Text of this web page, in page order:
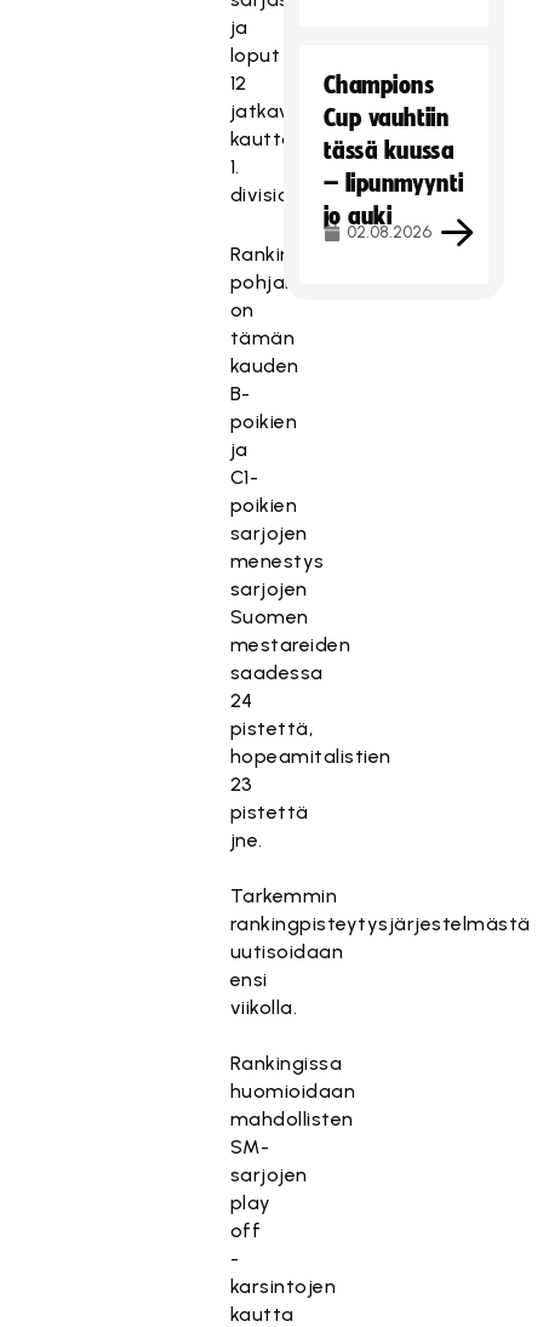
ja
loput
12
jatkavat
kauttaan
1.
divisioonassa.
Rankingin
pohjana
on
tämän
kauden
B-
poikien
ja
C1-
poikien
sarjojen
menestys
sarjojen
Suomen
mestareiden
saadessa
24
pistettä,
hopeamitalistien
23
pistettä
jne.
Tarkemmin
rankingpisteytysjärjestelmästä
uutisoidaan
ensi
viikolla.
Rankingissa
huomioidaan
mahdollisten
SM-
sarjojen
play
off
-
karsintojen
kautta
Champions
Cup vauhtiin
tässä kuussa
– lipunmyynti
jo auki
02.08.2026